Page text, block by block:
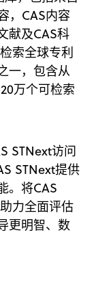
，CAS内容
献及CAS科
索全球专利
一，包含从
万个可检索
STNext访问
STNext提供
。将CAS
力全面评估
更明智、数